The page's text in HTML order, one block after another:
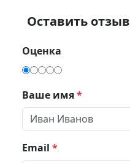
Оставить отзыв
Оценка
Ваше имя*
Email *